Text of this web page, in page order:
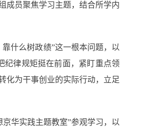
成员聚焦学习主题，结合所学内
什么树政绩”这一根本问题，以
纪律规矩挺在前面，紧盯重点领
化为干事创业的实际行动，立足
华实践主题教室”参观学习，以